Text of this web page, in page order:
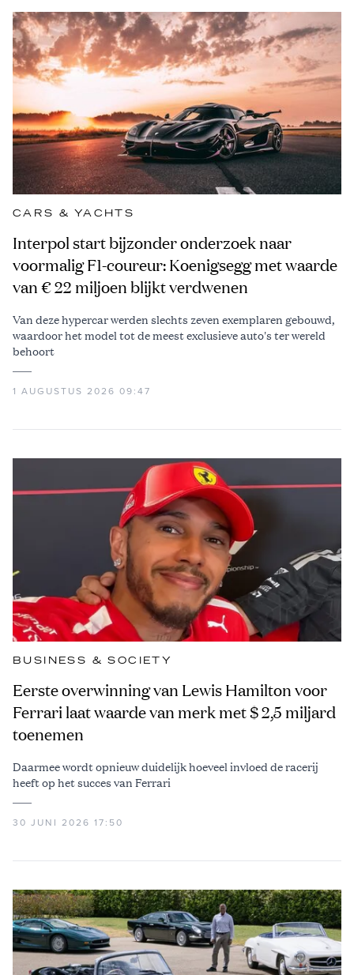
CARS & YACHTS
Interpol start bijzonder onderzoek naar
voormalig F1-coureur: Koenigsegg met waarde
van € 22 miljoen blijkt verdwenen
Van deze hypercar werden slechts zeven exemplaren gebouwd,
waardoor het model tot de meest exclusieve auto's ter wereld
behoort
1 AUGUSTUS 2026 09:47
BUSINESS & SOCIETY
Eerste overwinning van Lewis Hamilton voor
Ferrari laat waarde van merk met $ 2,5 miljard
toenemen
Daarmee wordt opnieuw duidelijk hoeveel invloed de racerij
heeft op het succes van Ferrari
30 JUNI 2026 17:50